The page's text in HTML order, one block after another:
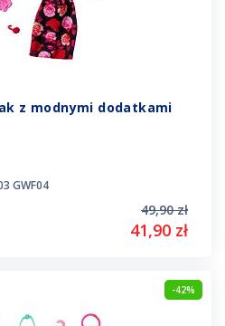
z modnymi dodatkami
GWF04
49,90 zł
41,90 zł
-42%